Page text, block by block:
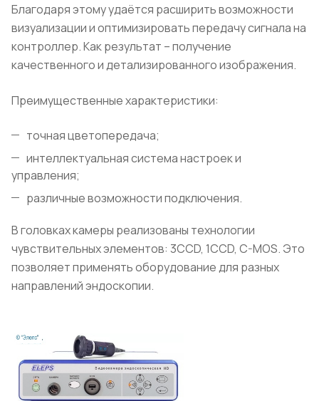
Благодаря этому удаётся расширить возможности
визуализации и оптимизировать передачу сигнала на
контроллер. Как результат – получение
качественного и детализированного изображения.
Преимущественные характеристики:
точная цветопередача;
интеллектуальная система настроек и
управления;
различные возможности подключения.
В головках камеры реализованы технологии
чувствительных элементов: 3CCD, 1CCD, C-MOS. Это
позволяет применять оборудование для разных
направлений эндоскопии.